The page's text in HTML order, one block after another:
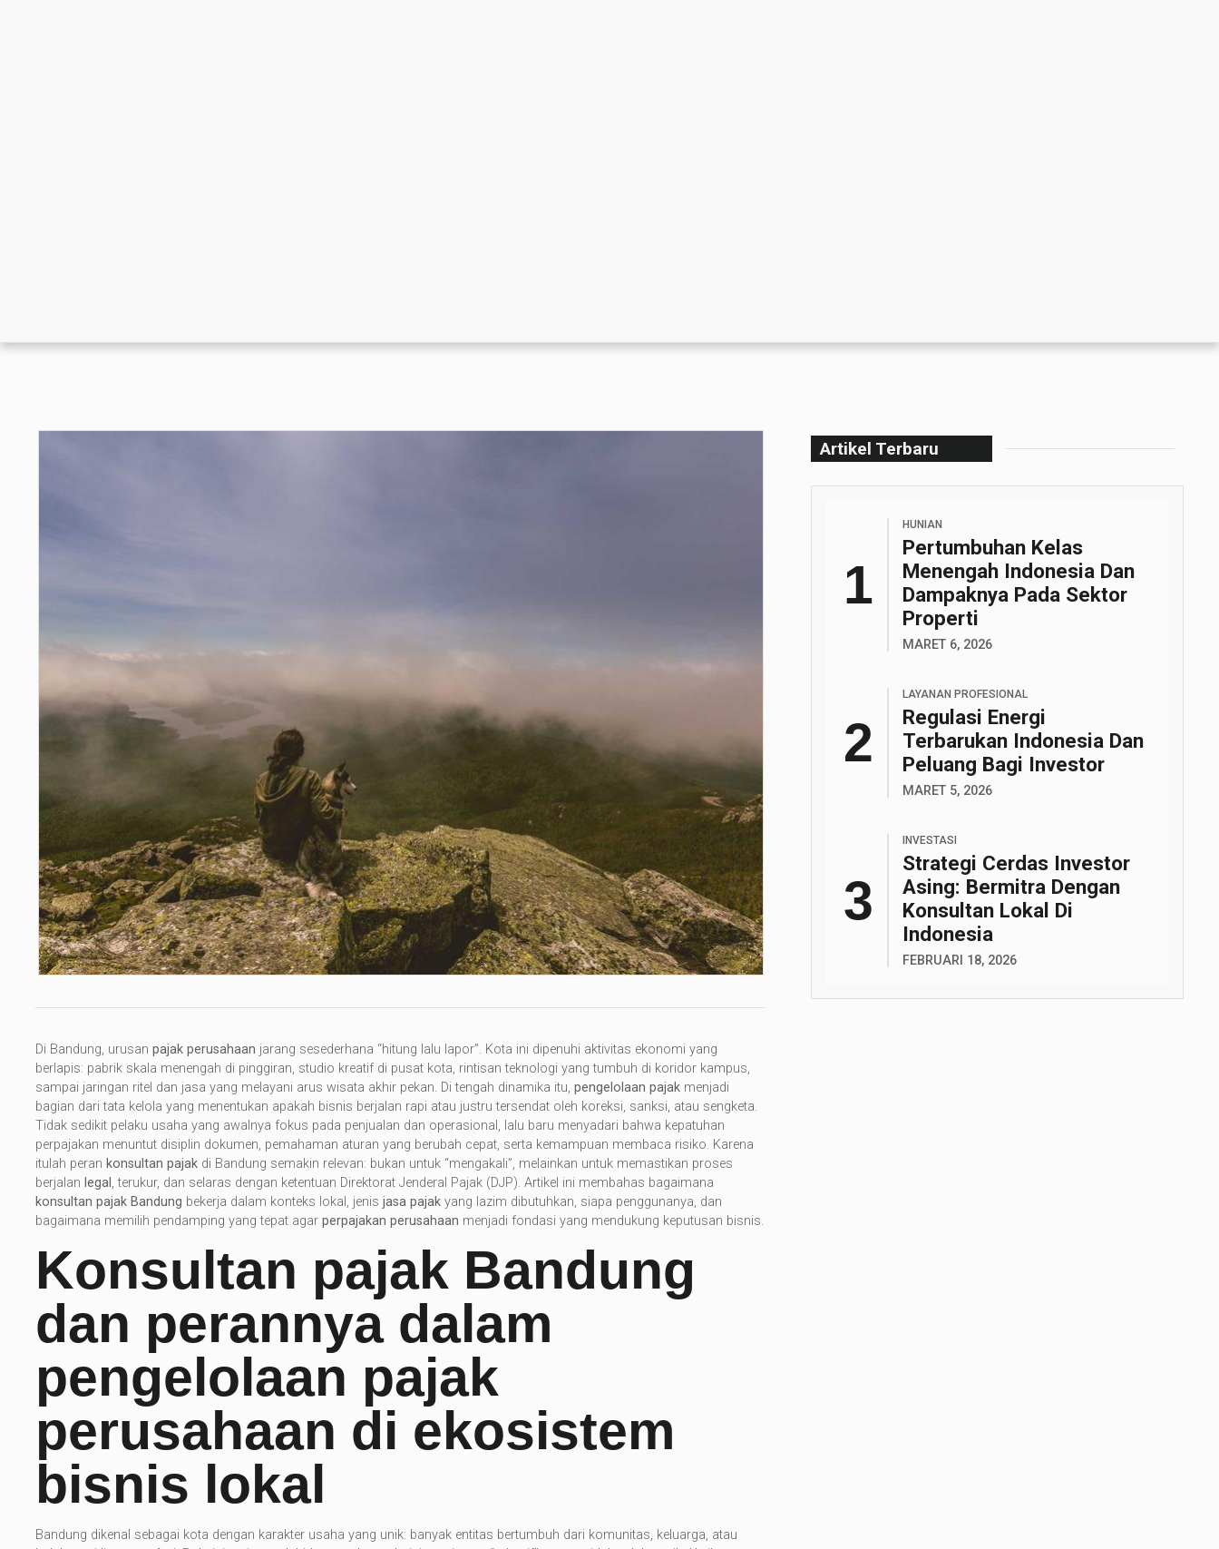
Di Bandung, urusanpajak perusahaan jarang sesederhana “hitung lalu lapor”. Kota ini dipenuhi aktivitas ekonomi yang
berlapis: pabrik skala menengah di pinggiran, studio kreatif di pusat kota, rintisan teknologi yang tumbuh di koridor kampus,
sampai jaringan ritel dan jasa yang melayani arus wisata akhir pekan. Di tengah dinamika itu,pengelolaan pajak menjadi
bagian dari tata kelola yang menentukan apakah bisnis berjalan rapi atau justru tersendat oleh koreksi, sanksi, atau sengketa.
Tidak sedikit pelaku usaha yang awalnya fokus pada penjualan dan operasional, lalu baru menyadari bahwa kepatuhan
perpajakan menuntut disiplin dokumen, pemahaman aturan yang berubah cepat, serta kemampuan membaca risiko. Karena
itulah peran konsultan pajak di Bandung semakin relevan: bukan untuk “mengakali”, melainkan untuk memastikan proses
berjalan legal , terukur, dan selaras dengan ketentuan Direktorat Jenderal Pajak (DJP). Artikel ini membahas bagaimana
konsultan pajak Bandung bekerja dalam konteks lokal, jenisjasa pajak yang lazim dibutuhkan, siapa penggunanya, dan
bagaimana memilih pendamping yang tepat agarperpajakan perusahaan menjadi fondasi yang mendukung keputusan bisnis.
Konsultan pajak Bandung
dan perannya dalam
pengelolaan pajak
perusahaan di ekosistem
bisnis lokal
Bandung dikenal sebagai kota dengan karakter usaha yang unik: banyak entitas bertumbuh dari komunitas, keluarga, atau
Artikel Terbaru
HUNIAN
Pertumbuhan Kelas
Menengah Indonesia Dan
Dampaknya Pada Sektor
Properti
MARET 6, 2026
LAYANAN PROFESIONAL
Regulasi Energi
Terbarukan Indonesia Dan
Peluang Bagi Investor
MARET 5, 2026
INVESTASI
Strategi Cerdas Investor
Asing: Bermitra Dengan
Konsultan Lokal Di
Indonesia
FEBRUARI 18, 2026